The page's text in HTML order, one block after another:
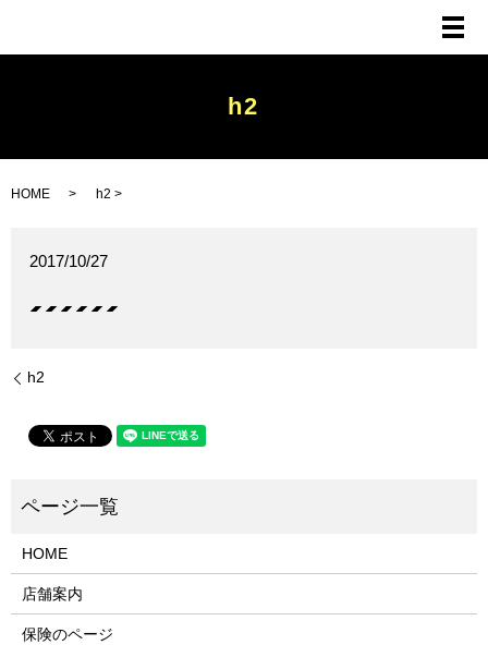
メ
h2
HOME h2
2017/10/27
h2
HOME
店舗案内
保険のページ